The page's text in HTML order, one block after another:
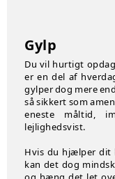
Gylp
Du vil hurtigt
er en del af
gylper dog mere
så sikkert som
eneste måltid,
lejlighedsvist.
Hvis du hjælper dit
kan det dog